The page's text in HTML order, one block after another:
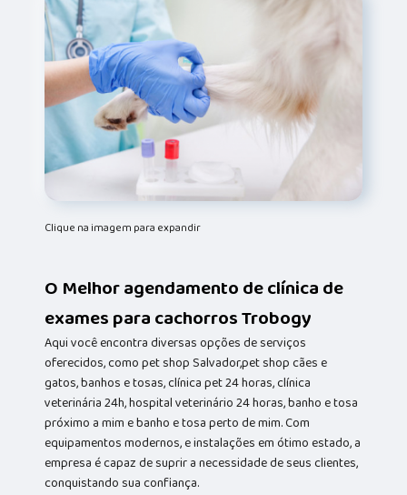
Clique na imagem para expandir
O Melhor agendamento de clínica de
exames para cachorros Trobogy
Aqui você encontra diversas opções de serviços
oferecidos, como pet shop Salvador,pet shop cães e
gatos, banhos e tosas, clínica pet 24 horas, clínica
veterinária 24h, hospital veterinário 24 horas, banho e tosa
próximo a mim e banho e tosa perto de mim. Com
equipamentos modernos, e instalações em ótimo estado, a
empresa é capaz de suprir a necessidade de seus clientes,
conquistando sua confiança.